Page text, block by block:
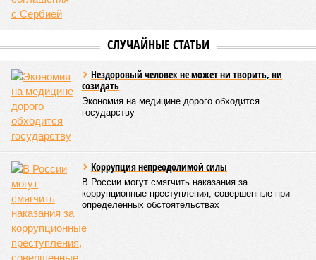
сразу девятью циклонами. Последствия оказались
невообразимыми: наводнение погребло под собой
по площади Карелии, шести Курским или Калужским
В общем, недаром события 1931-го находятся на первом
месте в списке самых смертоносных стихийных бедствий,
когда-либо происходивших на планете. Число
пострадавших в тот год достигло 53 млн человек, число
Впрочем, для Китая подобное не в новинку. Так, в сентябре
1887 года вода прорвала многочисленные дамбы на реке
Хуанхэ и быстро залила почти весь Северный Китай, так
как местность там довольно низменная, и потоп просто не
встречал препятствий на своём пути, уничтожая деревни и
целые города. Водой залило 130 тыс. квадратных
километров (а это больше территорий Оренбургской или